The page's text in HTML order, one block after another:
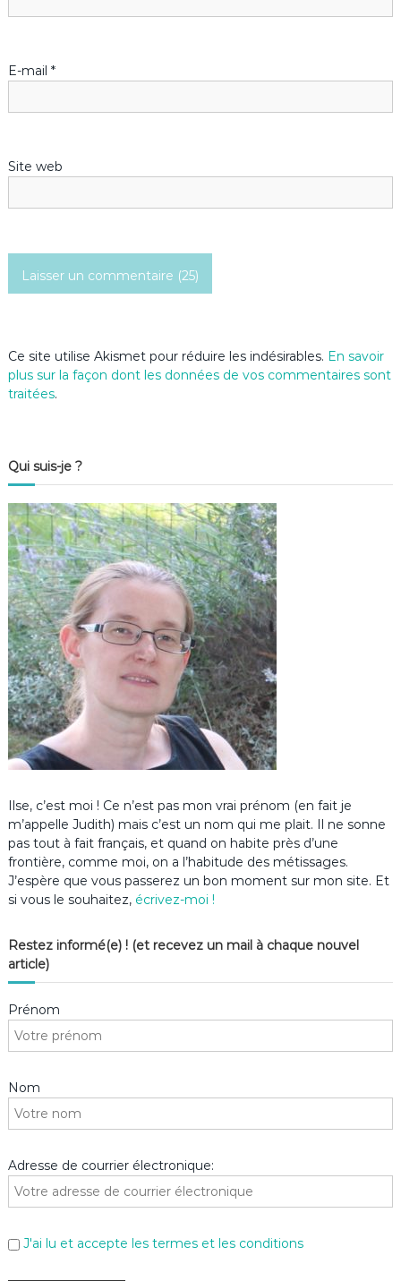
E-mail *
Site web
Ce site utilise Akismet pour réduire les indésirables. En savoir
plus sur la façon dont les données de vos commentaires sont
traitées.
Qui suis-je ?
Ilse, c’est moi ! Ce n’est pas mon vrai prénom (en fait je
m’appelle Judith) mais c’est un nom qui me plait. Il ne sonne
pas tout à fait français, et quand on habite près d’une
frontière, comme moi, on a l’habitude des métissages.
J’espère que vous passerez un bon moment sur mon site. Et
si vous le souhaitez,écrivez-moi !
Restez informé(e) ! (et recevez un mail à chaque nouvel
article)
Prénom
Nom
Adresse de courrier électronique:
J'ai lu et accepte les termes et les conditions